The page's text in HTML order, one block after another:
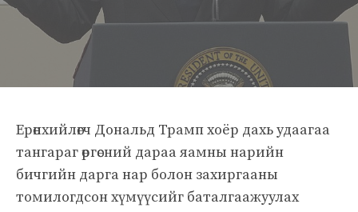
Ерөнхийлөгч Дональд Трамп хоёр дахь удаагаа
тангараг өргөсний дараа яамны нарийн
бичгийн дарга нар болон захиргааны
томилогдсон хүмүүсийг баталгаажуулах